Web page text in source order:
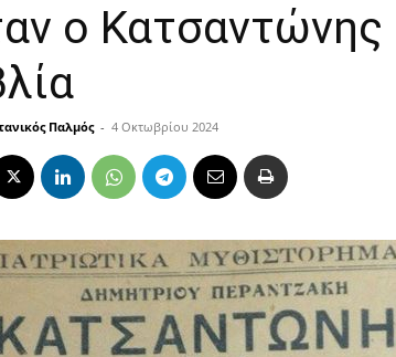
ο
Παλμός - 4 Οκτωβρίου 2024